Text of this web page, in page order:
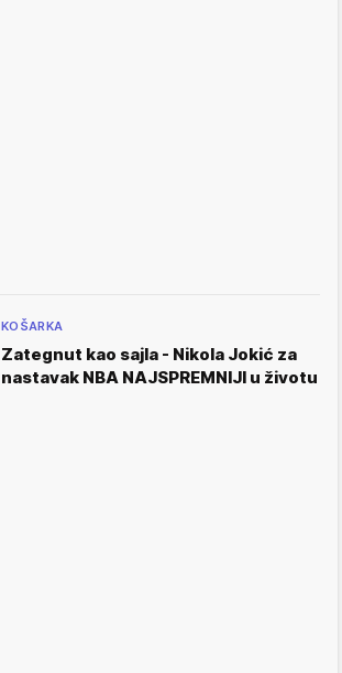
KOŠARKA
Zategnut kao sajla - Nikola Jokić za
nastavak NBA NAJSPREMNIJI u životu